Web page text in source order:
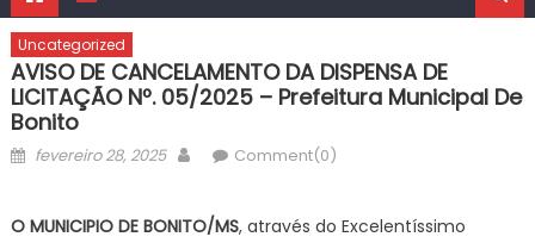
Uncategorized
AVISO DE CANCELAMENTO DA DISPENSA DE
LICITAÇÃO Nº. 05/2025 – Prefeitura Municipal De
Bonito
Posted
fevereiro 28, 2025 AuthorComment(0)
O MUNICIPIO DE BONITO/MS, através do Excelentíssimo